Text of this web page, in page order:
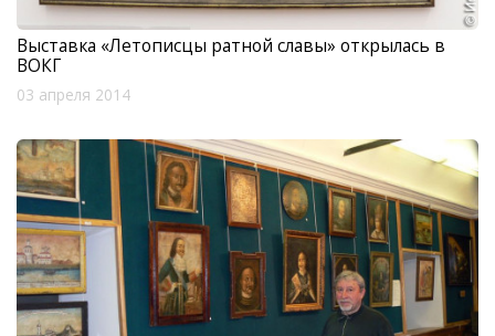
Выставка «Летописцы ратной славы» открылась в
ВОКГ
03 апреля 2014